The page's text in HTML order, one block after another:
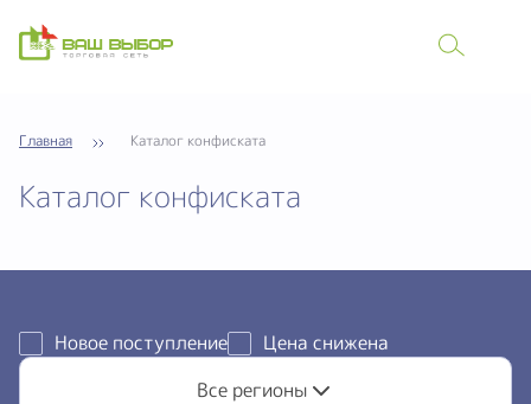
Главная Каталог конфиската
Каталог конфиската
Новое поступление
Цена снижена
Все регионы